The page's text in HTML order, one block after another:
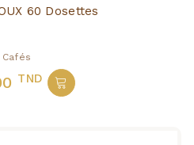
60 Dosettes
Cafés
TND